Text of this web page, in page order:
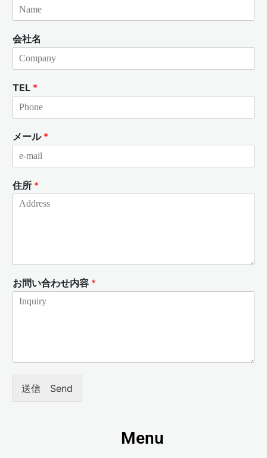
会社名
TEL *
メール *
住所 *
お問い合わせ内容 *
送信 Send
Menu